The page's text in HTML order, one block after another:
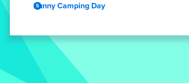
Funny Camping Day